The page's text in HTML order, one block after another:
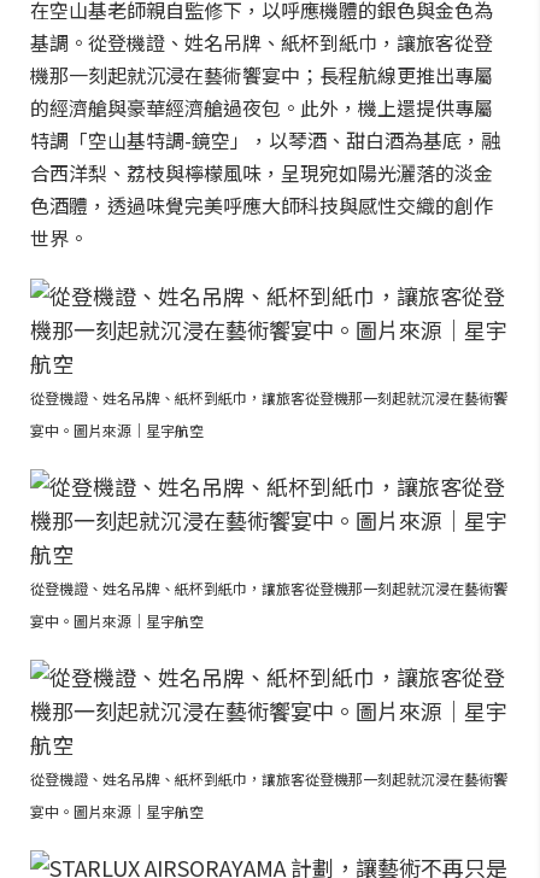
在空山基老師親自監修下，以呼應機體的銀色與金色為
基調。從登機證、姓名吊牌、紙杯到紙巾，讓旅客從登
機那一刻起就沉浸在藝術饗宴中；長程航線更推出專屬
的經濟艙與豪華經濟艙過夜包。此外，機上還提供專屬
特調「空山基特調-鏡空」，以琴酒、甜白酒為基底，融
合西洋梨、荔枝與檸檬風味，呈現宛如陽光灑落的淡金
色酒體，透過味覺完美呼應大師科技與感性交織的創作
世界。
從登機證、姓名吊牌、紙杯到紙巾，讓旅客從登機那一刻起就沉浸在藝術饗
宴中。圖片來源｜星宇航空
從登機證、姓名吊牌、紙杯到紙巾，讓旅客從登機那一刻起就沉浸在藝術饗
宴中。圖片來源｜星宇航空
從登機證、姓名吊牌、紙杯到紙巾，讓旅客從登機那一刻起就沉浸在藝術饗
宴中。圖片來源｜星宇航空